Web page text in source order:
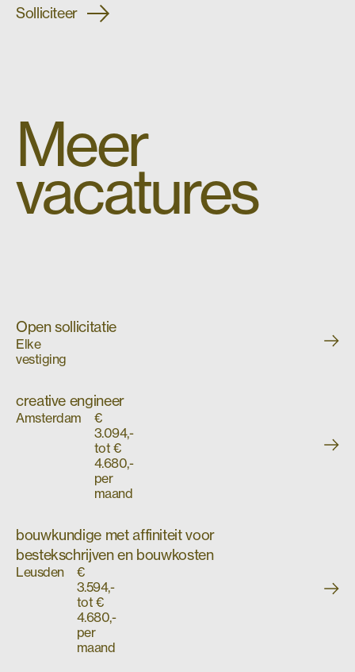
Solliciteer
Meer
vacatures
Elke
vestiging
Open sollicitatie
Amsterdam
creative engineer
€
3.094,-
tot €
4.680,-
per
maand
Leusden
bouwkundige met affiniteit voor
bestekschrijven en bouwkosten
€
3.594,-
tot €
4.680,-
per
maand